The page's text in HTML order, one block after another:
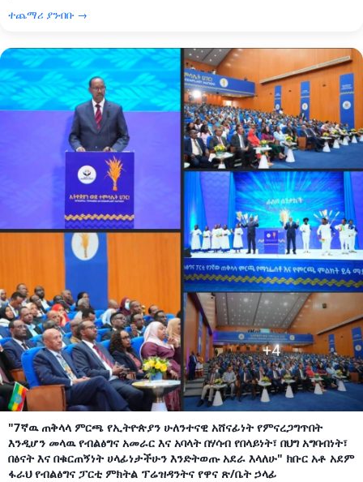
ተጨማሪ ያንብቡ →
"7ኛዉ ጠቅላላ ምርጫ የኢትዮጵያን ሁለንተናዊ አሸናፊነት የምናረጋግጥበት
እንዲሆን መላዉ የብልፅግና አመራር እና አባላት በሃሳብ የበላይነት፣ በህግ አግባብነት፣
በፅናት እና በቁርጠኝነት ሀላፊነታችሁን እንድትወጡ አደራ እላለሁ" ክቡር አቶ አደም
ፋራህ የብልፅግና ፓርቲ ምክትል ፕሬዝዳንትና የዋና ጽ/ቤት ኃላፊ